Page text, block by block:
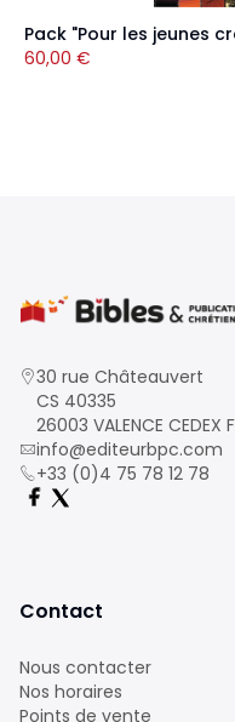
Pack "Pour les jeunes
60,00 €
30 rue Châteauvert
CS 40335
26003 VALENCE CEDEX
info@editeurbpc.com
+33 (0)4 75 78 12 78
Contact
Nous contacter
Nos horaires
Points de vente